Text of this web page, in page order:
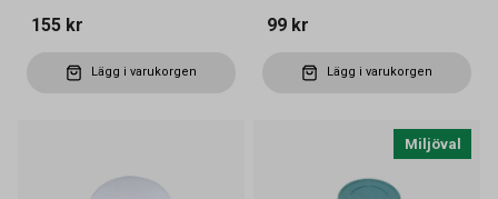
155 kr
Lägg i varukorgen
99 kr
Lägg i varukorgen
Miljöval